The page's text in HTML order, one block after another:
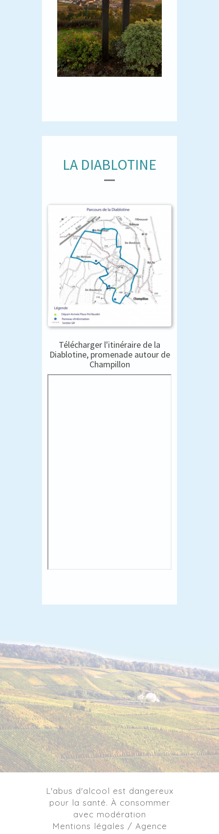
LA DIABLOTINE
Télécharger l'itinéraire de la
Diablotine, promenade autour de
Champillon
L'abus d'alcool est dangereux
pour la santé. À consommer
avec modération
Mentions légales / Agence